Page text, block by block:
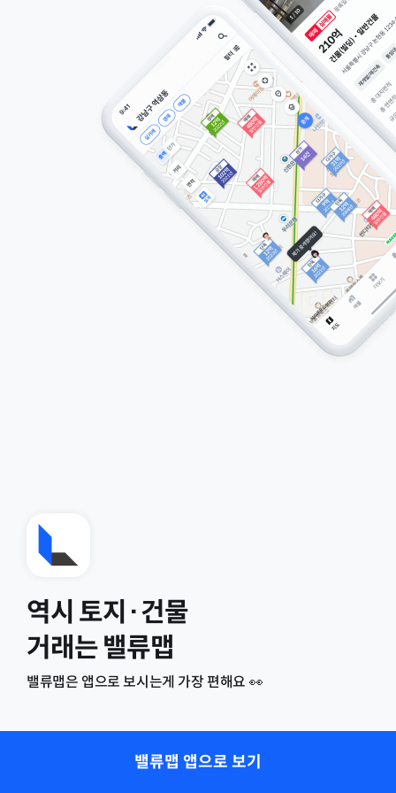
역시 토지·건물
거래는 밸류맵
밸류맵은 앱으로 보시는게 가장 편해요 👀
밸류맵 앱으로 보기